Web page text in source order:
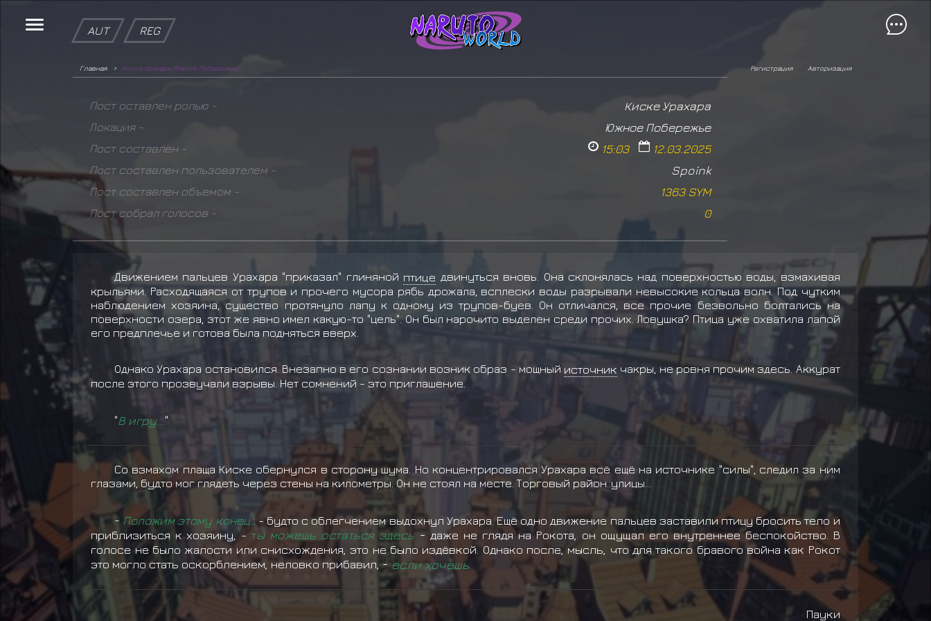
AUT REG
Главная Киске Урахара (Южное Побережье) Авторизация
Регистрация
Пост оставлен ролью - Киске Урахара
Локация - Южное Побережье
Пост составлен - 15:03 12.03.2025
Пост составлен пользователем - Spoink
Пост составлен объемом - 1363 SYM
Пост собрал голосов - 0
Движением пальцев Урахара "приказал" глиняной птице двинуться вновь. Она склонялась над поверхностью воды, взмахивая
крыльями. Расходящаяся от трупов и прочего мусора рябь дрожала, всплески воды разрывали невысокие кольца волн. Под чутким
наблюдением хозяина, существо протянуло лапу к одному из трупов-буев. Он отличался, все прочие безвольно болтались на
поверхности озера, этот же явно имел какую-то "цель". Он был нарочито выделен среди прочих. Ловушка? Птица уже охватила лапой
его предплечье и готова была подняться вверх.
Однако Урахара остановился. Внезапно в его сознании возник образ - мощный источник чакры, не ровня прочим здесь. Аккурат
после этого прозвучали взрывы. Нет сомнений - это приглашение.
"В игру..."
Со взмахом плаща Киске обернулся в сторону шума. Но концентрировался Урахара всё ещё на источнике "силы", следил за ним
глазами, будто мог глядеть через стены на километры. Он не стоял на месте. Торговый район..улицы...
- Положим этому конец.. - будто с облегчением выдохнул Урахара. Ещё одно движение пальцев заставили птицу бросить тело и
приблизиться к хозяину, -ты можешь остаться здесь- даже не глядя на Рокота, он ощущал его внутреннее беспокойство. В
голосе не было жалости или снисхождения, это не было издёвкой. Однако после, мысль, что для такого бравого война как Рокот
это могло стать оскорблением, неловко прибавил, -если хочешь
Пауки